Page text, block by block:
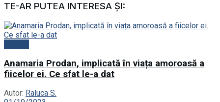
TE-AR PUTEA INTERESA ȘI:
Anamaria Prodan, implicată în viața amoroasă a
fiicelor ei. Ce sfat le-a dat
Autor: Raluca S.